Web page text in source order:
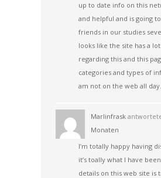
up to date info on this
and helpful and is going
friends in our studies
looks like the site has a
regarding this and this
categories and types of
am not on the web all
Marlinfrask
Monaten
I’m totally happy having
it’s toally what I have
details on this web site is